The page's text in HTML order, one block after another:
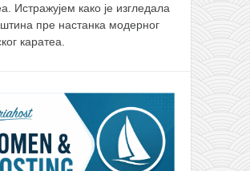
Истражујем како је изгледала
пре настанка модерног
каратеа.